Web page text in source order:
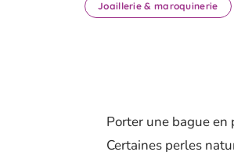
Joaillerie & maroquinerie
Porter une bague en
Certaines perles